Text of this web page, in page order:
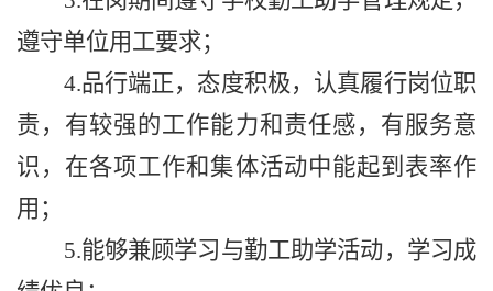
遵守单位用工要求；
4.品行端正，态度积极，认真履行岗位职
责，有较强的工作能力和责任感，有服务意
识，在各项工作和集体活动中能起到表率作
用；
5.能够兼顾学习与勤工助学活动，学习成